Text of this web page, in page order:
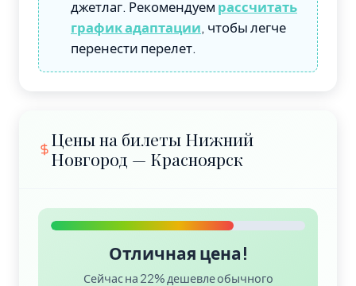
джетлаг. Рекомендуем рассчитать
график адаптации, чтобы легче
перенести перелет.
Цены на билеты Нижний
Новгород — Красноярск
Отличная цена!
Сейчас на 22% дешевле обычного